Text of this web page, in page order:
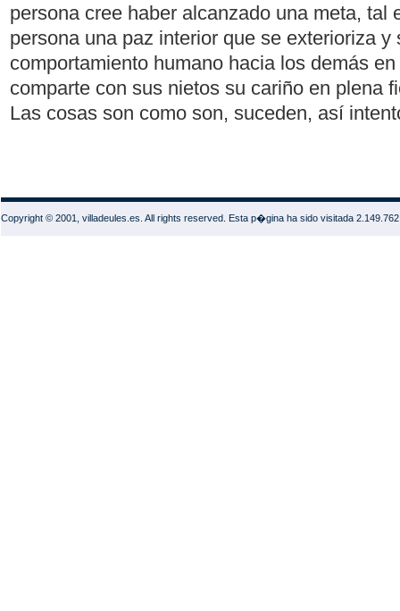
persona cree haber alcanzado una meta, tal
persona una paz interior que se exterioriza y
comportamiento humano hacia los demás
comparte con sus nietos su cariño en plena
Las cosas son como son, suceden, así
Copyright © 2001, villadeules.es. All rights reserved. Esta p�gina ha sido visitada